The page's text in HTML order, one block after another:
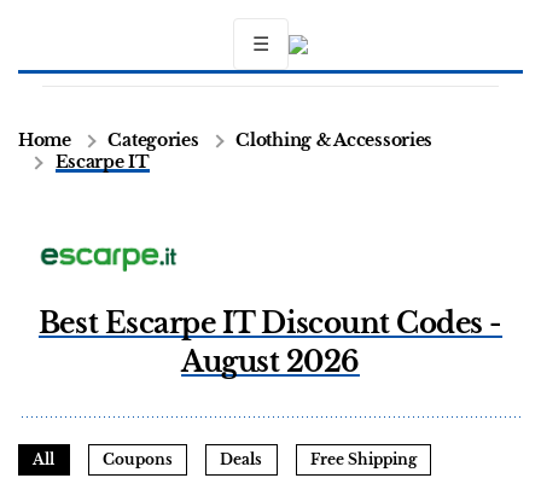
☰
Home Categories
Clothing & Accessories
Escarpe IT
Best Escarpe IT Discount Codes -
August 2026
All Coupons Deals Free Shipping